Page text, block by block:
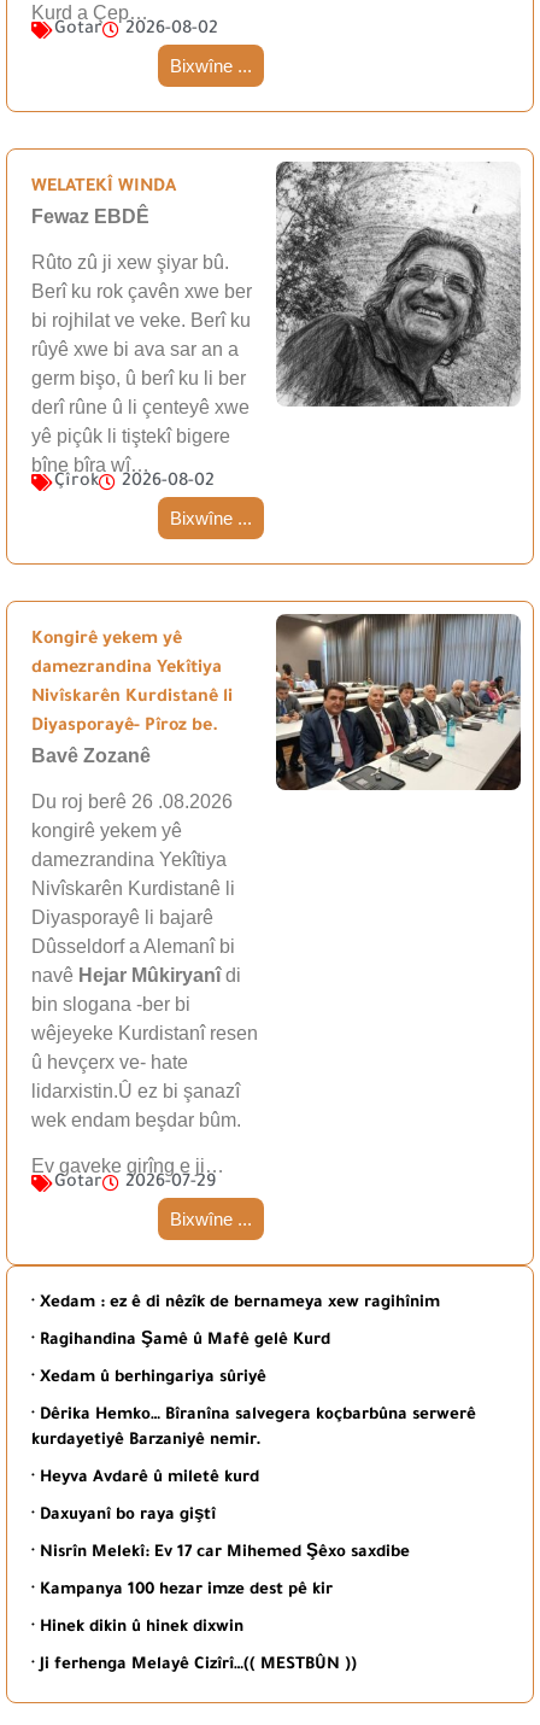
Kurd a Çep…
Gotar 2026-08-02
Bixwîne ...
WELATEKÎ WINDA
Fewaz EBDÊ
Rûto zû ji xew şiyar bû.
Berî ku rok çavên xwe ber
bi rojhilat ve veke. Berî ku
rûyê xwe bi ava sar an a
germ bişo, û berî ku li ber
derî rûne û li çenteyê xwe
yê piçûk li tiştekî bigere
bîne bîra wî…
Çîrok 2026-08-02
Bixwîne ...
Kongirê yekem yê
damezrandina Yekîtiya
Nivîskarên Kurdistanê li
Diyasporayê- Pîroz be.
Bavê Zozanê
Du roj berê 26 .08.2026
kongirê yekem yê
damezrandina Yekîtiya
Nivîskarên Kurdistanê li
Diyasporayê li bajarê
Dûsseldorf a Alemanî bi
navê Hejar Mûkiryanîdi
bin slogana -ber bi
wêjeyeke Kurdistanî resen
û hevçerx ve- hate
lidarxistin.Û ez bi şanazî
wek endam beşdar bûm.
Ev gaveke girîng e ji…
Gotar 2026-07-29
Bixwîne ...
· Xedam : ez ê di nêzîk de bernameya xew ragihînim
· Ragihandina Şamê û Mafê gelê Kurd
· Xedam û berhingariya sûriyê
· Dêrika Hemko… Bîranîna salvegera koçbarbûna serwerê
kurdayetiyê Barzaniyê nemir.
· Heyva Avdarê û miletê kurd
· Daxuyanî bo raya giştî
· Nisrîn Melekî: Ev 17 car Mihemed Şêxo saxdibe
· Kampanya 100 hezar imze dest pê kir
· Hinek dikin û hinek dixwin
· Ji ferhenga Melayê Cizîrî…(( MESTBÛN ))